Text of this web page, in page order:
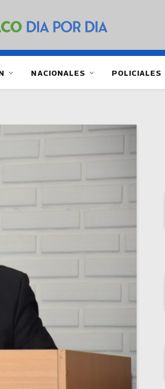
NACIONALES POLICIALES